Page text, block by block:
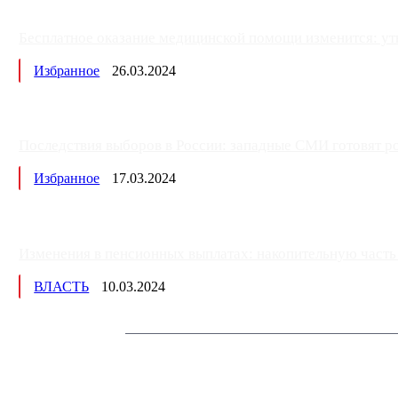
Избранное 26.03.2024
Избранное 17.03.2024
ВЛАСТЬ 10.03.2024